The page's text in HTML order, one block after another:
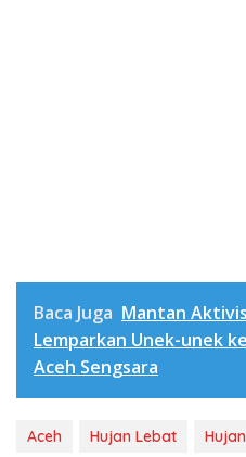
Baca Juga Mantan
Lemparkan Unek-unek
Aceh Sengsara
Aceh Hujan Lebat